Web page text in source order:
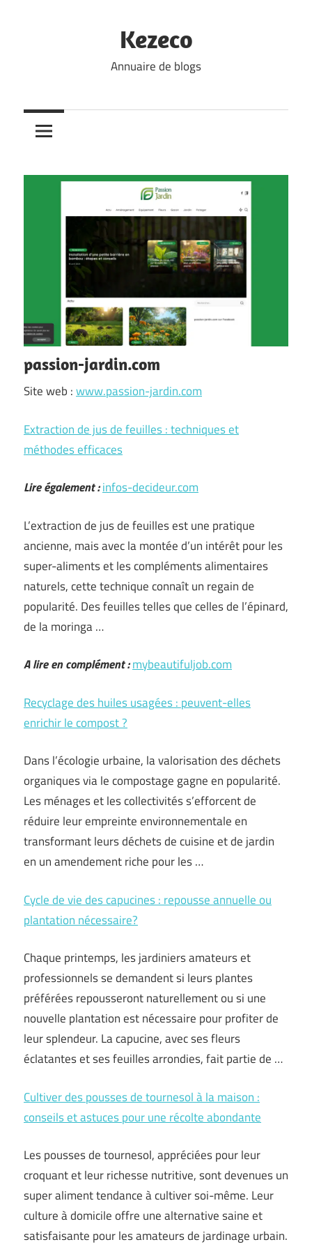
Kezeco
Annuaire de blogs
passion-jardin.com
Site web :www.passion-jardin.com
Extraction de jus de feuilles : techniques et
méthodes efficaces
Lire également :infos-decideur.com
L’extraction de jus de feuilles est une pratique
ancienne, mais avec la montée d’un intérêt pour les
super-aliments et les compléments alimentaires
naturels, cette technique connaît un regain de
popularité. Des feuilles telles que celles de l’épinard,
de la moringa …
A lire en complément :mybeautifuljob.com
Recyclage des huiles usagées : peuvent-elles
enrichir le compost ?
Dans l’écologie urbaine, la valorisation des déchets
organiques via le compostage gagne en popularité.
Les ménages et les collectivités s’efforcent de
réduire leur empreinte environnementale en
transformant leurs déchets de cuisine et de jardin
en un amendement riche pour les …
Cycle de vie des capucines : repousse annuelle ou
plantation nécessaire?
Chaque printemps, les jardiniers amateurs et
professionnels se demandent si leurs plantes
préférées repousseront naturellement ou si une
nouvelle plantation est nécessaire pour profiter de
leur splendeur. La capucine, avec ses fleurs
éclatantes et ses feuilles arrondies, fait partie de …
Cultiver des pousses de tournesol à la maison :
conseils et astuces pour une récolte abondante
Les pousses de tournesol, appréciées pour leur
croquant et leur richesse nutritive, sont devenues un
super aliment tendance à cultiver soi-même. Leur
culture à domicile offre une alternative saine et
satisfaisante pour les amateurs de jardinage urbain.